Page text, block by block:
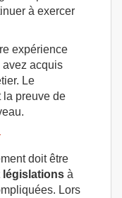
à exercer
expérience
avez acquis
Le
la preuve de
doit être
législations à
Lors